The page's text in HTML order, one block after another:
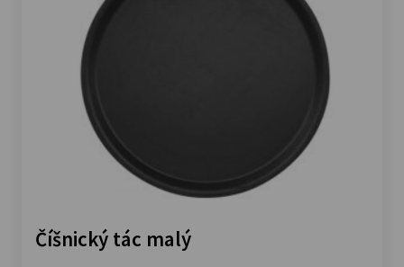
Číšnický tác malý